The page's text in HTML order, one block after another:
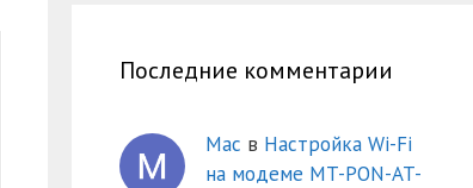
Последние комментарии
Mac в Настройка Wi-Fi
на модеме MT-PON-AT-